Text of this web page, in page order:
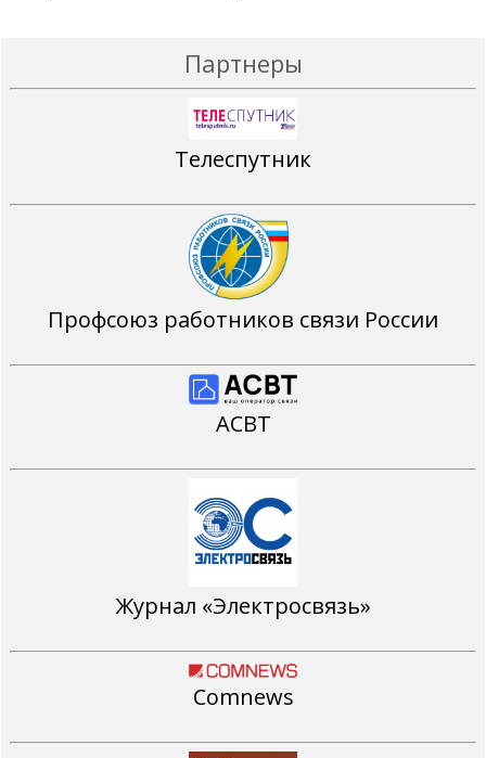
Партнеры
Телеспутник
Профсоюз работников связи России
АСВТ
Журнал «Электросвязь»
Comnews